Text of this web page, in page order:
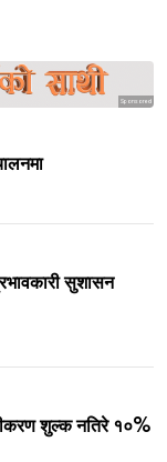
Sponsored
सुशासन
शुल्क नतिरे १०%